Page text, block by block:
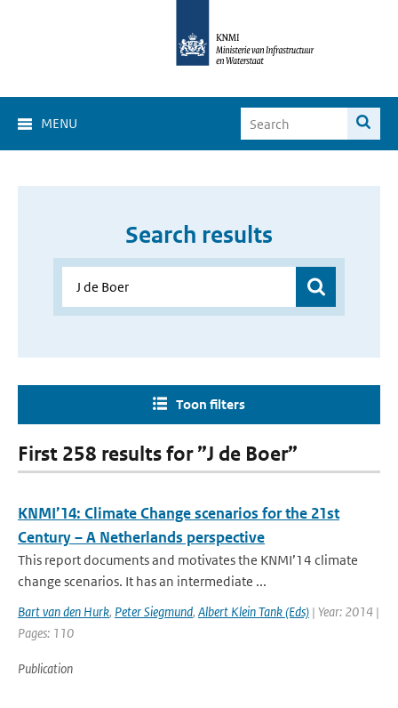
MENU
Search results
Toon filters
First 258 results for ”J de Boer”
KNMI’14: Climate Change scenarios for the 21st
Century – A Netherlands perspective
This report documents and motivates the KNMI’14 climate
change scenarios. It has an intermediate ...
Bart van den Hurk, Peter Siegmund, Albert Klein Tank (Eds) | Year: 2014 |
Pages: 110
Publication